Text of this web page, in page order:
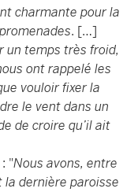
charmante pour la
. […]
un temps très froid,
ont rappelé les
vouloir fixer la
le vent dans un
de croire qu’il ait
"Nous avons, entre
la dernière paroisse